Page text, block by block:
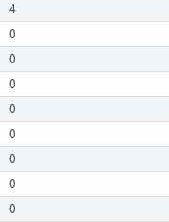
4
0
0
0
0
0
0
0
0